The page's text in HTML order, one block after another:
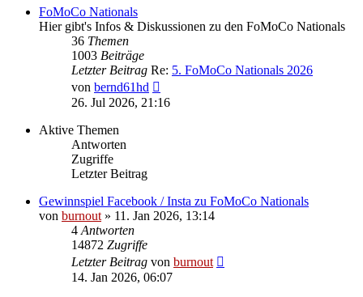
FoMoCo Nationals
Hier gibt's Infos & Diskussionen zu den FoMoCo Nationals
36 Themen
1003 Beiträge
Letzter Beitrag Re: 5. FoMoCo Nationals 2026
von bernd61hd
Beitrag
26. Jul 2026, 21:16
Aktive Themen
Antworten
Zugriffe
Letzter Beitrag
Gewinnspiel Facebook / Insta zu FoMoCo Nationals
von burnout » 11. Jan 2026, 13:14
4 Antworten
14872 Zugriffe
Letzter Beitrag von burnout
14. Jan 2026, 06:07